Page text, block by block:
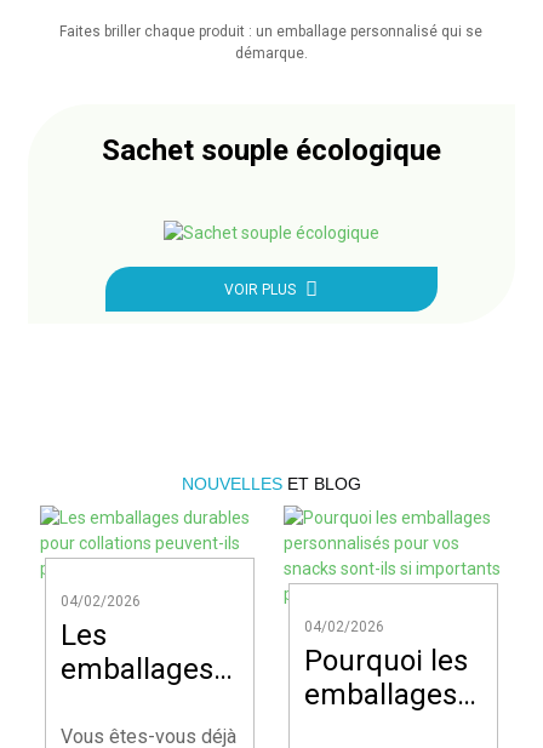
Faites briller chaque produit : un emballage personnalisé qui se
démarque.
Sachet souple écologique
VOIR PLUS
NOUVELLESET BLOG
04/02/2026
Les
emballages
pour
Vous êtes-vous déjà
04/02/2026
Pourquoi les
emballages